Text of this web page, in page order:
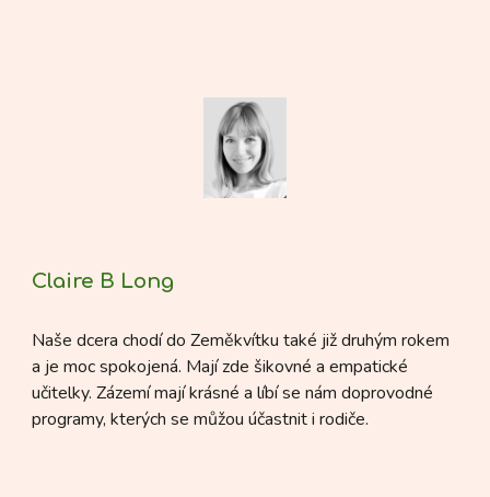
Claire B Long
Naše dcera chodí do Zeměkvítku také již druhým rokem
a je moc spokojená. Mají zde šikovné a empatické
učitelky. Zázemí mají krásné a líbí se nám doprovodné
programy, kterých se můžou účastnit i rodiče.